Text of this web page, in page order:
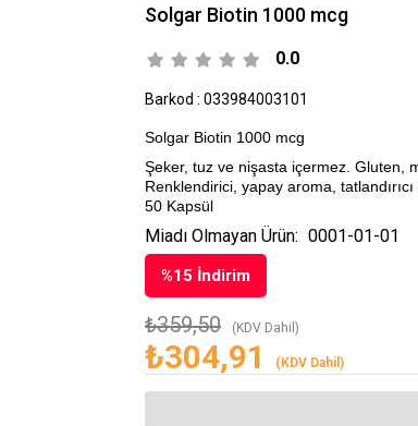
Solgar Biotin 1000 mcg
0.0
Barkod : 033984003101
Solgar Biotin 1000 mcg
Şeker, tuz ve nişasta içermez. Gluten,
Renklendirici, yapay aroma,
50 Kapsül
%15 İndirim
₺359,50 (KDV Dahil)
₺304,91 (KDV Dahil)
Miadı Olmayan Ürün: 0001-01-01